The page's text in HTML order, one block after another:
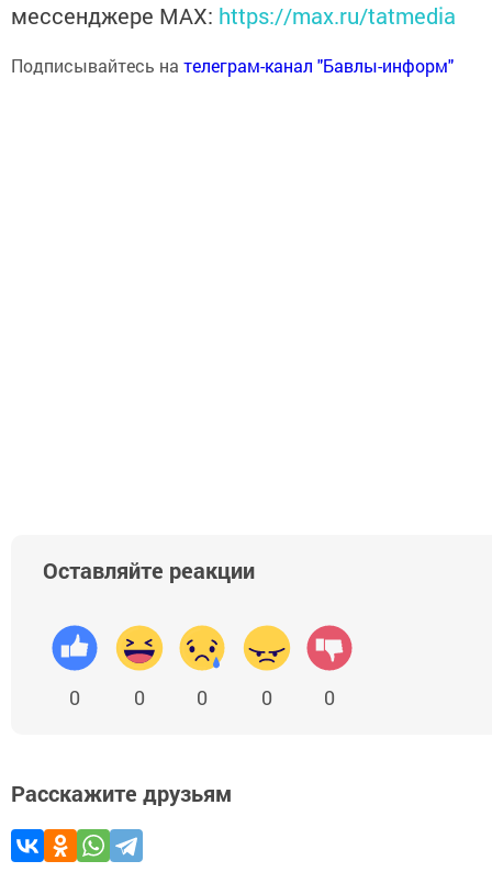
мессенджере MАХ: https://max.ru/tatmedia
Подписывайтесь на телеграм-канал "Бавлы-информ"
Оставляйте реакции
0 0 0 0 0
Расскажите друзьям